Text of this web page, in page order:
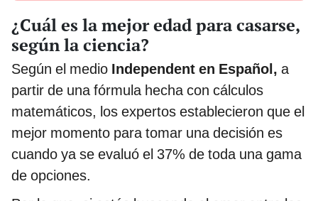
¿Cuál es la mejor edad para casarse,
según la ciencia?
Según el medio Independent en Español, a
partir de una fórmula hecha con cálculos
matemáticos, los expertos establecieron que el
mejor momento para tomar una decisión es
cuando ya se evaluó el 37% de toda una gama
de opciones.